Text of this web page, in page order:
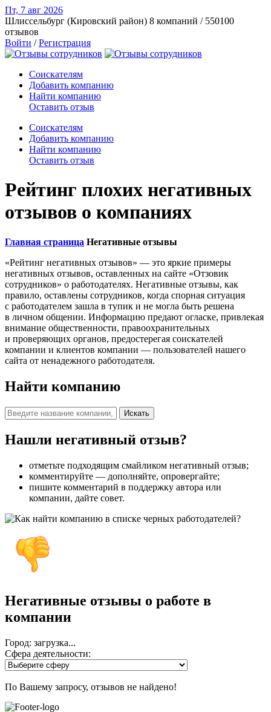
Пт, 7 авг 2026
Шлиссельбург (Кировский район) 8 компаний / 550100
отзывов
Войти /Регистрация
Соискателям
Добавить компанию
Найти компанию
Оставить отзыв
Соискателям
Добавить компанию
Найти компанию
Оставить отзыв
Рейтинг плохих негативных
отзывов о компаниях
Главная страница Негативные отзывы
«Рейтинг негативных отзывов» — это яркие примеры
негативных отзывов, оставленных на сайте «Отзовик
сотрудников» о работодателях. Негативные отзывы, как
правило, оставлены сотрудников, когда спорная ситуация
с работодателем зашла в тупик и не могла быть решена
в личном общении. Информацию предают огласке, привлекая
внимание общественности, правоохранительных
и проверяющих органов, предостерегая соискателей
компании и клиентов компании — пользователей нашего
сайта от ненадежного работодателя.
Найти компанию
Искать
Нашли негативный отзыв?
отметьте подходящим смайликом негативный отзыв;
комментируйте — дополняйте, опровергайте;
пишите комментарий в поддержку автора или
компании, дайте совет.
Негативные отзывы о работе в
компании
Город: загрузка...
Сфера деятельности:
По Вашему запросу, отзывов не найдено!